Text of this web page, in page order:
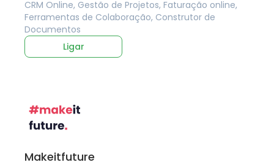
CRM Online, Gestão de Projetos, Faturação online,
Ferramentas de Colaboração, Construtor de
Documentos
Ligar
Makeitfuture